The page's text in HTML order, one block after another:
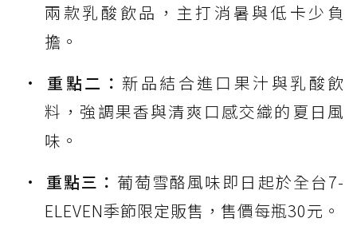
兩款乳酸飲品，主打消暑與低卡少負
擔。
重點二： 新品結合進口果汁與乳酸飲
料，強調果香與清爽口感交織的夏日風
味。
重點三： 葡萄雪酪風味即日起於全台7-
ELEVEN季節限定販售，售價每瓶30元。